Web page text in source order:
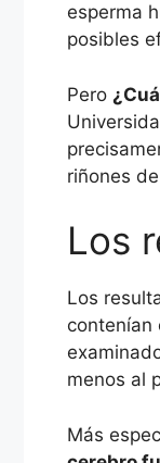
esperma
posibles
Pero
riñones
Los
Los
contenían
menos al
Más